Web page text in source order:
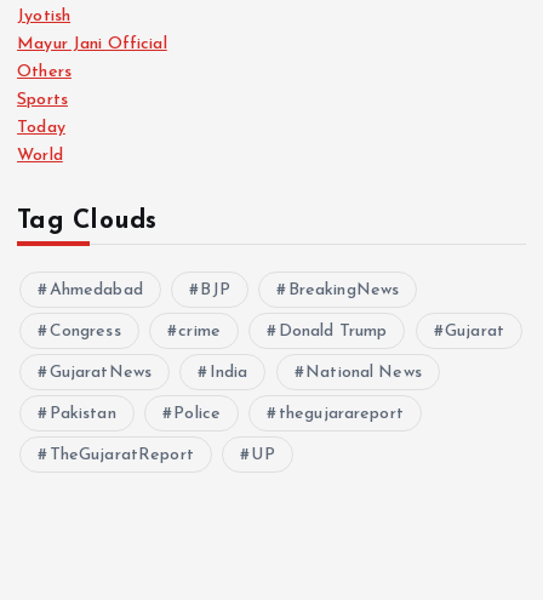
Jyotish
Mayur Jani Official
Others
Sports
Today
World
Tag Clouds
Ahmedabad BJP BreakingNews
Congress crime Donald Trump Gujarat
GujaratNews India National News
Pakistan Police thegujarareport
TheGujaratReport UP